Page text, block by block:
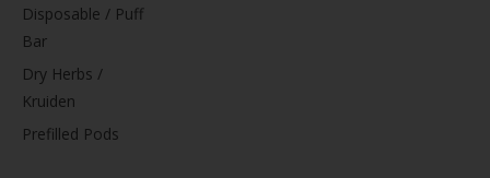
Disposable / Puff
Bar
Dry Herbs /
Kruiden
Prefilled Pods